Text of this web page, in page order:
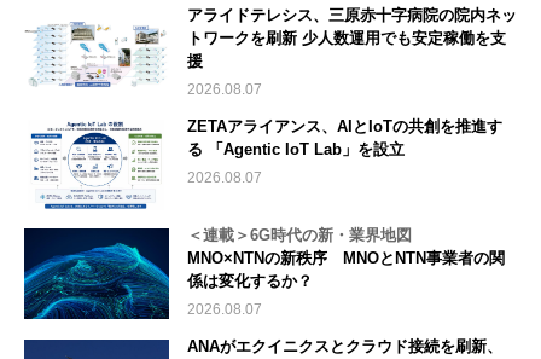
アライドテレシス、三原赤十字病院の院内ネッ
トワークを刷新 少人数運用でも安定稼働を支
援
2026.08.07
ZETAアライアンス、AIとIoTの共創を推進す
る 「Agentic IoT Lab」を設立
2026.08.07
＜連載＞6G時代の新・業界地図
MNO×NTNの新秩序 MNOとNTN事業者の関
係は変化するか？
2026.08.07
ANAがエクイニクスとクラウド接続を刷新、